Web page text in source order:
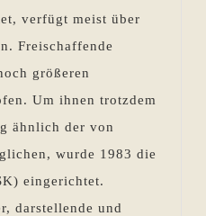
verfügt meist über
Freischaffende
größeren
Um ihnen trotzdem
ähnlich der von
wurde 1983 die
eingerichtet.
darstellende und